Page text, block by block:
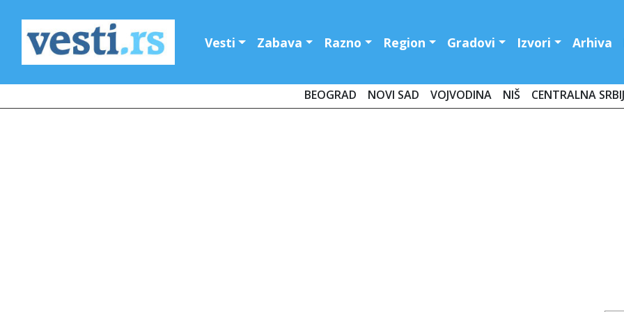
Vesti Zabava Razno Region Gradovi Izvori Arhiva
BEOGRAD NOVI SAD VOJVODINA NIŠ CENTRALNA